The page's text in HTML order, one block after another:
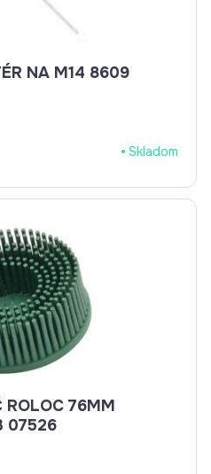
NA M14 8609
Skladom
ROLOC 76MM
ZB 07526